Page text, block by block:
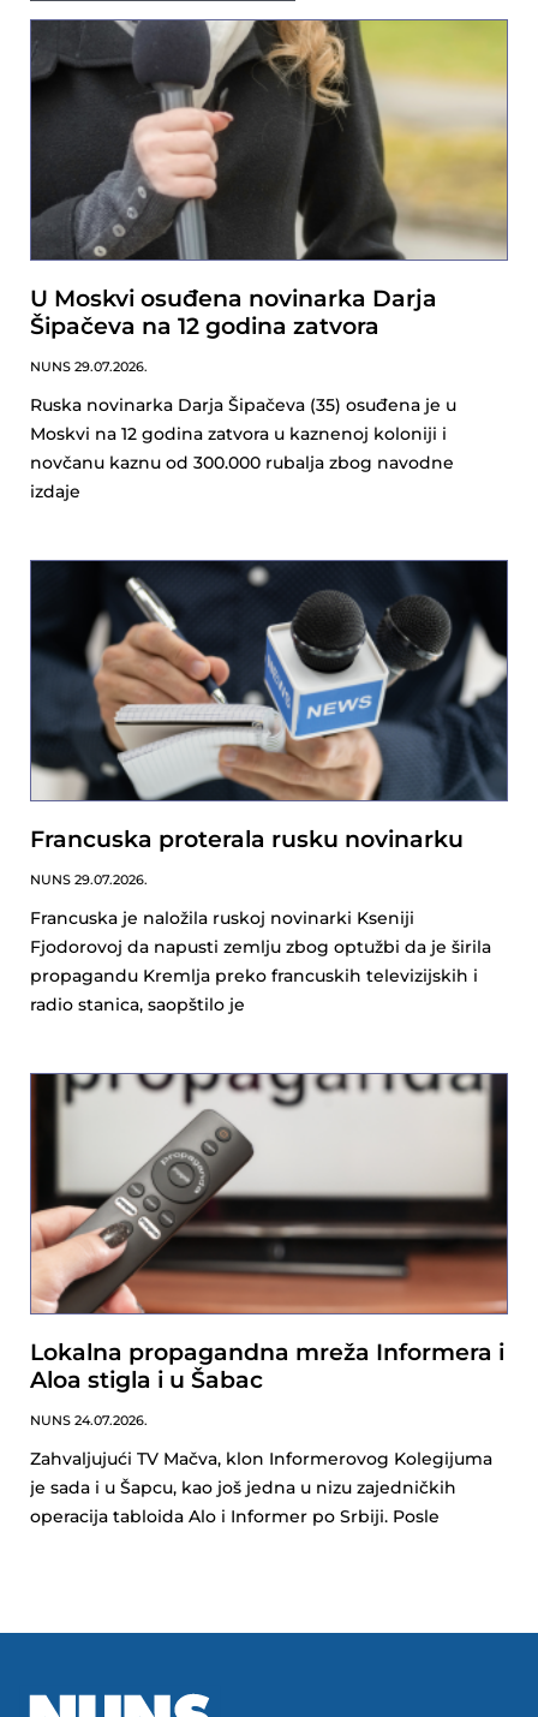
U Moskvi osuđena novinarka Darja
Šipačeva na 12 godina zatvora
NUNS 29.07.2026.
Ruska novinarka Darja Šipačeva (35) osuđena je u
Moskvi na 12 godina zatvora u kaznenoj koloniji i
novčanu kaznu od 300.000 rubalja zbog navodne
izdaje
Francuska proterala rusku novinarku
NUNS 29.07.2026.
Francuska je naložila ruskoj novinarki Kseniji
Fjodorovoj da napusti zemlju zbog optužbi da je širila
propagandu Kremlja preko francuskih televizijskih i
radio stanica, saopštilo je
Lokalna propagandna mreža Informera i
Aloa stigla i u Šabac
NUNS 24.07.2026.
Zahvaljujući TV Mačva, klon Informerovog Kolegijuma
je sada i u Šapcu, kao još jedna u nizu zajedničkih
operacija tabloida Alo i Informer po Srbiji. Posle